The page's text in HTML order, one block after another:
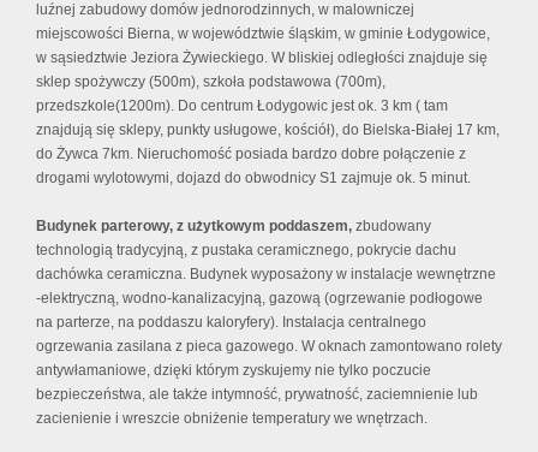
luźnej zabudowy domów jednorodzinnych, w malowniczej
miejscowości Bierna, w województwie śląskim, w gminie Łodygowice,
w sąsiedztwie Jeziora Żywieckiego. W bliskiej odległości znajduje się
sklep spożywczy (500m), szkoła podstawowa (700m),
przedszkole(1200m). Do centrum Łodygowic jest ok. 3 km ( tam
znajdują się sklepy, punkty usługowe, kościół), do Bielska-Białej 17 km,
do Żywca 7km. Nieruchomość posiada bardzo dobre połączenie z
drogami wylotowymi, dojazd do obwodnicy S1 zajmuje ok. 5 minut.
Budynek parterowy, z użytkowym poddaszem, zbudowany
technologią tradycyjną, z pustaka ceramicznego, pokrycie dachu
dachówka ceramiczna. Budynek wyposażony w instalacje wewnętrzne
-elektryczną, wodno-kanalizacyjną, gazową (ogrzewanie podłogowe
na parterze, na poddaszu kaloryfery). Instalacja centralnego
ogrzewania zasilana z pieca gazowego. W oknach zamontowano rolety
antywłamaniowe, dzięki którym zyskujemy nie tylko poczucie
bezpieczeństwa, ale także intymność, prywatność, zaciemnienie lub
zacienienie i wreszcie obniżenie temperatury we wnętrzach.